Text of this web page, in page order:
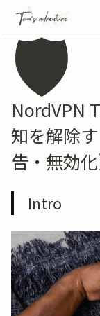
🛡️
NordVPN
知を解除
告・無効化
Intro